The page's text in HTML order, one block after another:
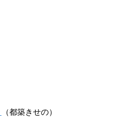
（都築きせの）